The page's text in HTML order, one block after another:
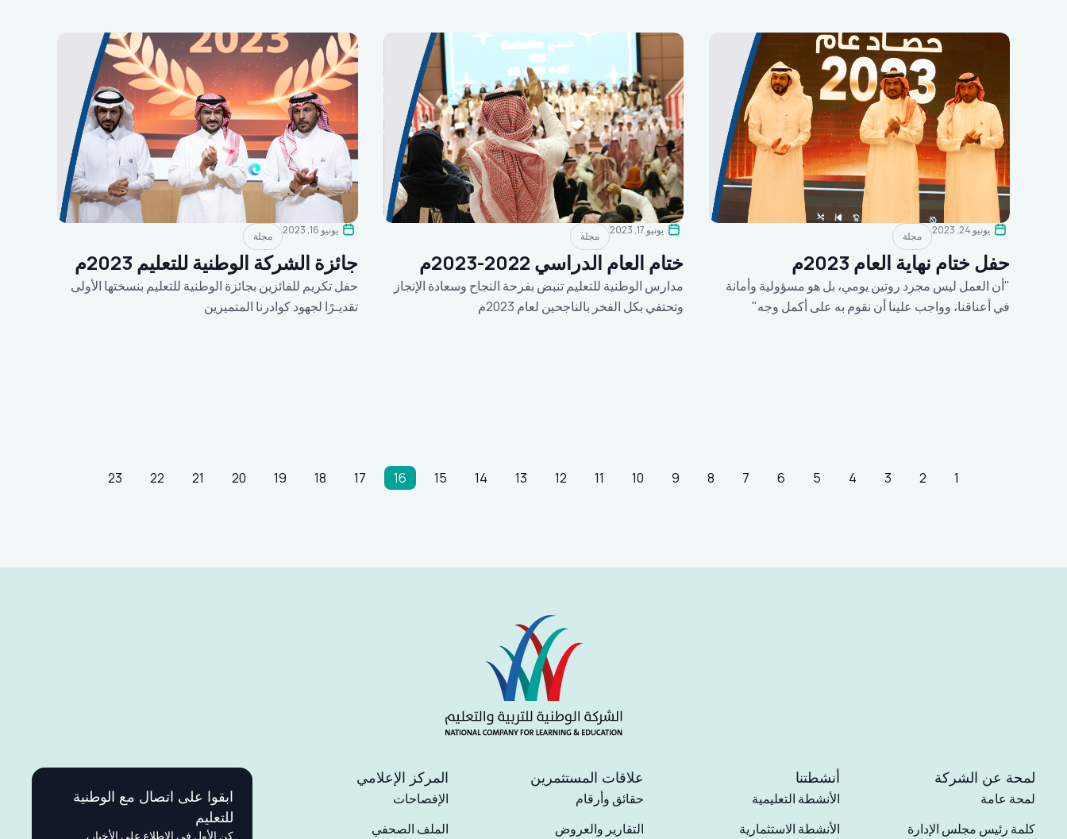
يونيو 24, 2023 مجلة
حفل ختام نهاية العام 2023م
"أن العمل ليس مجرد روتين يومي، بل هو مسؤولية وأمانة
في أعناقنا، وواجب علينا أن نقوم به على أكمل وجه"
يونيو 17, 2023 مجلة
ختام العام الدراسي 2022-2023م
مدارس الوطنية للتعليم تنبض بفرحة النجاح وسعادة الإنجاز
وتحتفي بكل الفخر بالناجحين لعام 2023م
يونيو 16, 2023 مجلة
جائزة الشركة الوطنية للتعليم 2023م
حفل تكريم للفائزين بجائزة الوطنية للتعليم بنسختها الأولى
تقديـرًا لجهود كوادرنا المتميزين
1
2
3
4
5
6
7
8
9
10
11
12
13
14
15
16
17
18
19
20
21
22
23
لمحة عن الشركة
لمحة عامة
كلمة رئيس مجلس الإدارة
أنشطتنا
الأنشطة التعليمية
الأنشطة الاستثمارية
علاقات المستثمرين
حقائق وأرقام
التقارير والعروض
المركز الإعلامي
الإفصاحات
الملف الصحفي
ابقوا على اتصال مع الوطنية
للتعليم
كن الأول في الاطلاع على الأخبار،